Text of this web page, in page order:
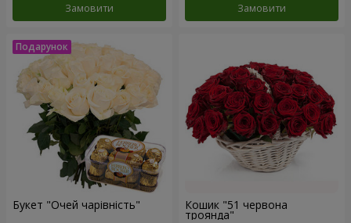
Замовити Замовити
Букет "Очей чарівність" Кошик "51 червона
троянда"